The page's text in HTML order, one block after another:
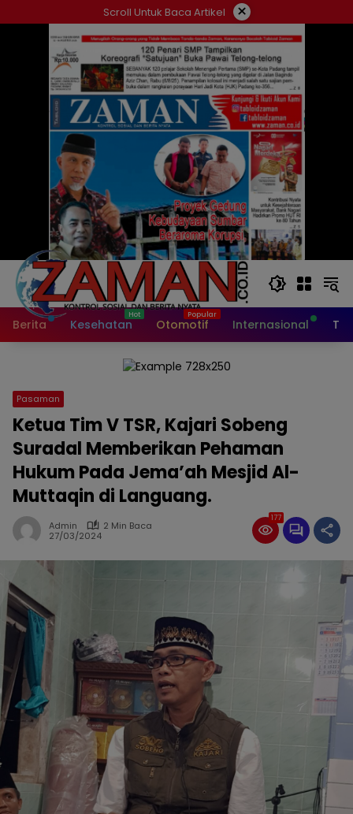
ke
Scroll Untuk Baca Artikel ×
Berita Kesehatan Otomotif Internasional
Pasaman
Ketua Tim V TSR, Kajari Sobeng
Suradal Memberikan Pehaman
Hukum Pada Jema’ah Mesjid Al-
Muttaqin di Languang.
Admin
2 Min Baca
27/03/2024
177